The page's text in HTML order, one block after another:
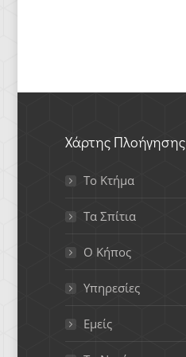
Χάρτης Πλοήγησης
Το Κτήμα
Τα Σπίτια
Ο Κήπος
Υπηρεσίες
Εμείς